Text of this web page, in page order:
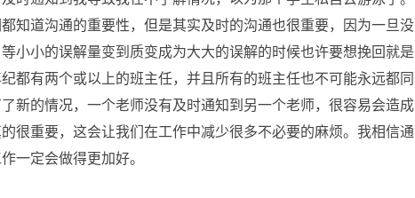
知道沟通的重要性，但是其实及时的沟通也很重要，因为一旦没
小小的误解量变到质变成为大大的误解的时候也许要想挽回就是
都有两个或以上的班主任，并且所有的班主任也不可能永远都同
新的情况，一个老师没有及时通知到另一个老师，很容易会造成
很重要，这会让我们在工作中减少很多不必要的麻烦。我相信通
一定会做得更加好。